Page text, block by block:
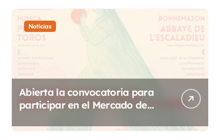
Noticias
Abierta la convocatoria para
participar en el Mercado de